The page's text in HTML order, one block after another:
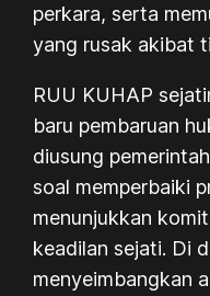
perkara, serta
yang rusak akibat
RUU KUHAP
baru pembaruan
diusung
soal memperbaiki
menunjukkan
keadilan sejati. Di
menyeimbangkan